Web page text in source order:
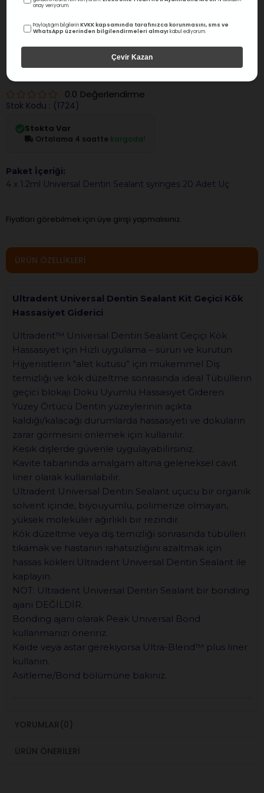
Ultradent Universal Dentin Sealant Kit
0.0 Değerlendirme
Stok Kodu (1724)
Stokta Var
Ortalama 4 saatte kargoda!
Paket İçeriği:
4 x 1.2ml Universal Dentin Sealant syringes 20 Adet Uç
Fiyatları görebilmek için üye girişi yapmalısınız.
ÜRÜN ÖZELLIKLERI
Ultradent Universal Dentin Sealant Kit Geçici Kök
Hassasiyet Giderici
Ultradent™ Universal Dentin Sealant Geçiçi Kök
Hassasiyet için Hızlı uygulama – sürün ve kurutun
Hijyenistlerin "alet kutusu” için mükemmel Diş
temizliği ve kök düzeltme sonrasında ideal Tübüllerin
geçici blokajı Doku Uyumlu Hassasiyet Gideren
Yüzey Örtücü Dentin yüzeylerinin açıkta
kaldığı/kalacağı durumlarda hassasiyeti ve dokuların
zarar görmesini önlemek için kullanılır.
Kesik dişlerde güvenle uygulayabilirsiniz.
Kavite tabanında amalgam altına geleneksel cavit
liner olarak kullanılabilir.
Ultradent Universal Dentin Sealant uçucu bir organik
solvent içinde, biyouyumlu, polimerize olmayan,
yüksek moleküler ağırlıklı bir rezindir.
Kök düzeltme veya diş temizliği sonrasında tübülleri
tıkamak ve hastanın rahatsızlığını azaltmak için
hassas kökleri Ultradent Universal Dentin Sealant ile
kaplayın.
NOT: Ultradent Universal Dentin Sealant bir bonding
ajanı DEĞİLDİR.
Bonding ajanı olarak Peak Universal Bond
kullanmanızı öneririz.
Kaide veya astar gerekiyorsa Ultra-Blend™ plus liner
kullanın.
Asitleme/Bond bölümüne bakınız.
YORUMLAR (0)
ÜRÜN ÖNERILERI
onay veriyorum.
Paylaştığım bilgilerinKVKK kapsamında tarafınızca korunmasını, sms ve
WhatsApp üzerinden bilgilendirmeleri almayı kabul ediyorum.
Çevir Kazan